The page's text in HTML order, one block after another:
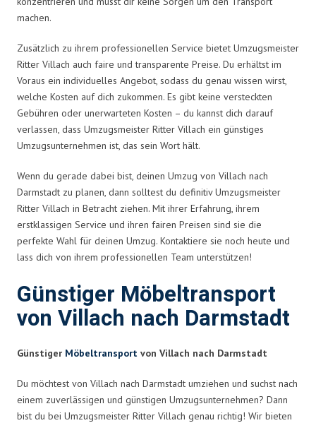
machen.
Zusätzlich zu ihrem professionellen Service bietet Umzugsmeister
Ritter Villach auch faire und transparente Preise. Du erhältst im
Voraus ein individuelles Angebot, sodass du genau wissen wirst,
welche Kosten auf dich zukommen. Es gibt keine versteckten
Gebühren oder unerwarteten Kosten – du kannst dich darauf
verlassen, dass Umzugsmeister Ritter Villach ein günstiges
Umzugsunternehmen ist, das sein Wort hält.
Wenn du gerade dabei bist, deinen Umzug von Villach nach
Darmstadt zu planen, dann solltest du definitiv Umzugsmeister
Ritter Villach in Betracht ziehen. Mit ihrer Erfahrung, ihrem
erstklassigen Service und ihren fairen Preisen sind sie die
perfekte Wahl für deinen Umzug. Kontaktiere sie noch heute und
lass dich von ihrem professionellen Team unterstützen!
Günstiger Möbeltransport
von Villach nach Darmstadt
Günstiger Möbeltransport von Villach nach Darmstadt
Du möchtest von Villach nach Darmstadt umziehen und suchst nach
einem zuverlässigen und günstigen Umzugsunternehmen? Dann
bist du bei Umzugsmeister Ritter Villach genau richtig! Wir bieten